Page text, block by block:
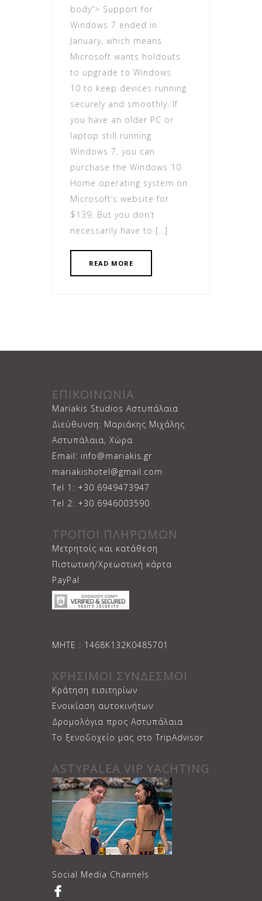
body”> Support for
Windows 7 ended in
January, which means
Microsoft wants holdouts
to upgrade to Windows
10 to keep devices running
securely and smoothly. If
you have an older PC or
laptop still running
Windows 7, you can
purchase the Windows 10
Home operating system on
Microsoft’s website for
$139. But you don’t
necessarily have to […]
READ MORE
ΕΠΙΚΟΙΝΩΝΙΑ
Mariakis Studios Αστυπάλαια
Διεύθυνση: Μαριάκης Μιχάλης
Αστυπάλαια, Χώρα
Email: info@mariakis.gr
mariakishotel@gmail.com
Tel 1: +30 6949473947
Tel 2: +30 6946003590
ΤΡΟΠΟΙ ΠΛΗΡΩΜΩΝ
Μετρητοίς και κατάθεση
Πιστωτική/Χρεωστική κάρτα
PayPal
ΜΗΤΕ : 1468Κ132Κ0485701
ΧΡΗΣΙΜΟΙ ΣΥΝΔΕΣΜΟΙ
Κράτηση εισιτηρίων
Ενοικίαση αυτοκινήτων
Δρομολόγια προς Αστυπάλαια
Το ξενοδοχείο μας στο TripAdvisor
ASTYPALEA VIP YACHTING
Social Media Channels